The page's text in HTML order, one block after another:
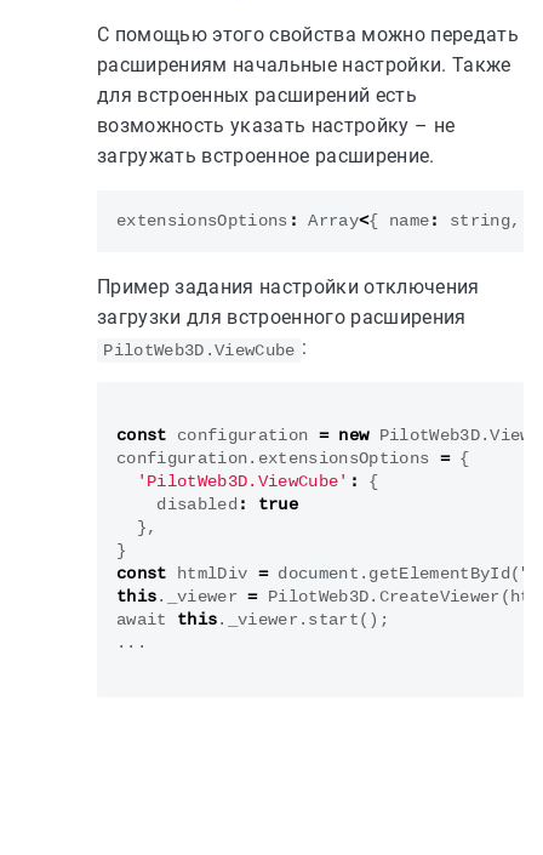
С помощью этого свойства можно передать
расширениям начальные настройки. Также
для встроенных расширений есть
возможность указать настройку – не
загружать встроенное расширение.
extensionsOptions : Array<{ name : string,
Пример задания настройки отключения
загрузки для встроенного расширения
PilotWeb3D.ViewCube :
const configuration = new PilotWeb3D.
configuration . extensionsOptions =
{
'PilotWeb3D.ViewCube' :
{
disabled :
true
},
}
const
htmlDiv = document . getElementById (
this . _viewer = PilotWeb3D . CreateViewer (
await
this . _viewer . start ();
...